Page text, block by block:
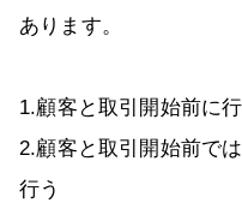
あります。
1.顧客と取引開始前に
2.顧客と取引開始前で
行う